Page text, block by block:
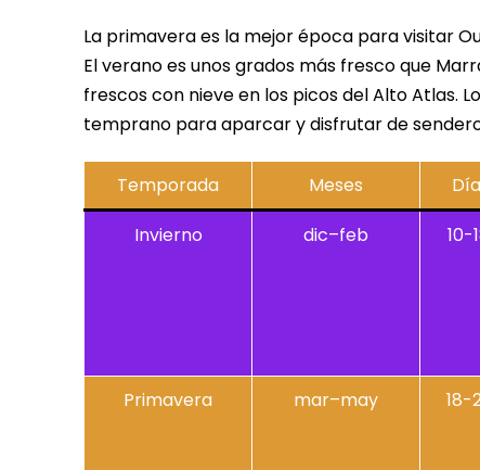
La primavera es la mejor época para visitar
El verano es unos grados más fresco que
frescos con nieve en los picos del Alto Atlas.
temprano para aparcar y disfrutar de
Temporada Meses
Invierno
dic–feb 10-
Primavera
mar–may 18-